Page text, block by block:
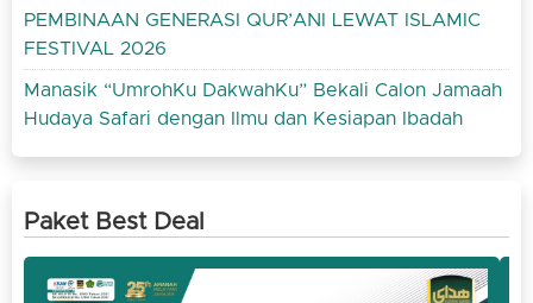
PEMBINAAN GENERASI QUR’ANI LEWAT ISLAMIC
FESTIVAL 2026
Manasik “UmrohKu DakwahKu” Bekali Calon Jamaah
Hudaya Safari dengan Ilmu dan Kesiapan Ibadah
Paket Best Deal